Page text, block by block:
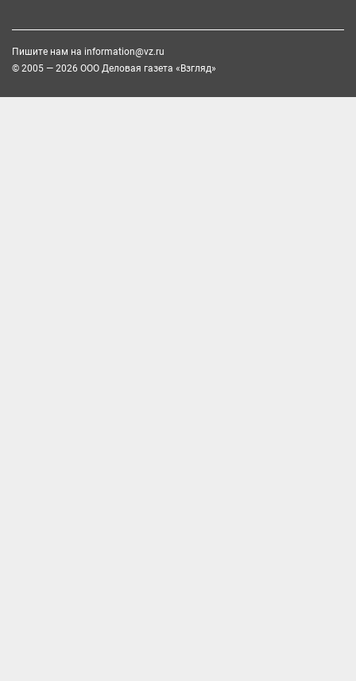
Пишите нам на information@vz.ru
© 2005 — 2026 ООО Деловая газета «Взгляд»